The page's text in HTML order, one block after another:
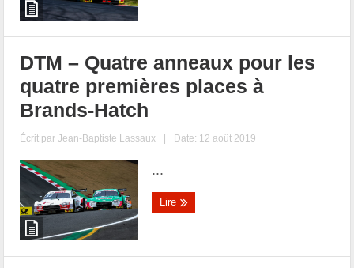
DTM – Quatre anneaux pour les
quatre premières places à
Brands-Hatch
Écrit parJean-Baptiste Lassaux | Date: 12 août 2019
...
Lire